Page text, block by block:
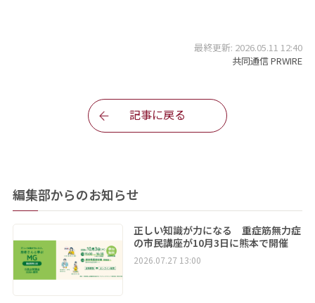
最終更新: 2026.05.11 12:40
共同通信 PRWIRE
記事に戻る
編集部からのお知らせ
正しい知識が力になる 重症筋無力症
の市民講座が10月3日に熊本で開催
2026.07.27 13:00